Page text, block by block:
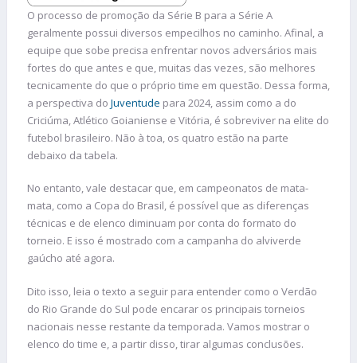
O processo de promoção da Série B para a Série A
geralmente possui diversos empecilhos no caminho. Afinal, a
equipe que sobe precisa enfrentar novos adversários mais
fortes do que antes e que, muitas das vezes, são melhores
tecnicamente do que o próprio time em questão. Dessa forma,
a perspectiva do Juventude para 2024, assim como a do
Criciúma, Atlético Goianiense e Vitória, é sobreviver na elite do
futebol brasileiro. Não à toa, os quatro estão na parte
debaixo da tabela.
No entanto, vale destacar que, em campeonatos de mata-
mata, como a Copa do Brasil, é possível que as diferenças
técnicas e de elenco diminuam por conta do formato do
torneio. E isso é mostrado com a campanha do alviverde
gaúcho até agora.
Dito isso, leia o texto a seguir para entender como o Verdão
do Rio Grande do Sul pode encarar os principais torneios
nacionais nesse restante da temporada. Vamos mostrar o
elenco do time e, a partir disso, tirar algumas conclusões.